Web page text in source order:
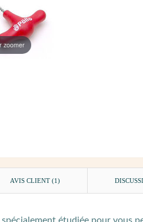
zoomer
AVIS CLIENT (1)